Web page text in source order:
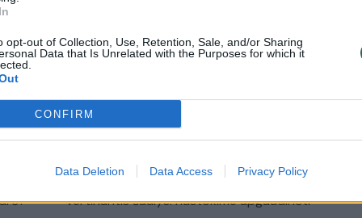
opt-out of Collection, Use, Retention, Sale, and/or Sharing
Data that Is Unrelated with the Purposes for which it
CONFIRM
Data Deletion Data Access Privacy Policy
Žinios | Lietuvos diena
00:11:27
Lietuvos pasiruošimą pavojams neigiamai
vertinantis šaulys: nustokime apgaudinėti